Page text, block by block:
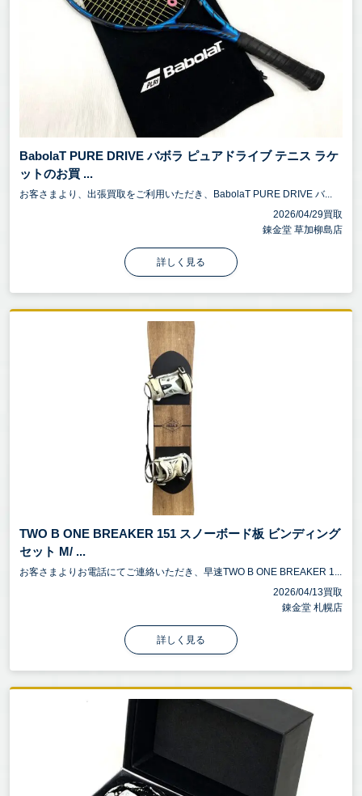
BabolaT PURE DRIVE バボラ ピュアドライブ テニス ラケ
ットのお買 ...
お客さまより、出張買取をご利用いただき、BabolaT PURE DRIVE バ...
2026/04/29買取
錬金堂 草加柳島店
詳しく見る
TWO B ONE BREAKER 151 スノーボード板 ビンディング
セット M/ ...
お客さまよりお電話にてご連絡いただき、早速TWO B ONE BREAKER 1...
2026/04/13買取
錬金堂 札幌店
詳しく見る